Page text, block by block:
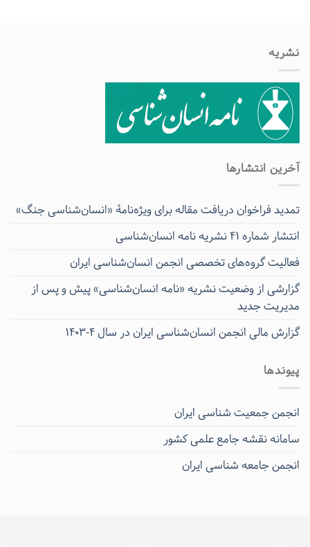
نشریه
آخرین انتشار‌ها
تمدید فراخوان دریافت مقاله برای ویژه‌نامۀ «انسان‌شناسی جنگ»
انتشار شماره ۴۱ نشریه نامه انسان‌شناسی
فعالیت گروه‌های تخصصی انجمن انسان‌شناسی ایران
گزارشی از وضعیت نشریه «نامه انسان‌شناسی» پیش و پس از
مدیریت جدید
گزارش مالی انجمن انسان‌شناسی ایران در سال ۴-۱۴۰۳
پیوندها
انجمن جمعیت شناسی ایران
سامانه نقشه جامع علمی کشور
انجمن جامعه شناسی ایران